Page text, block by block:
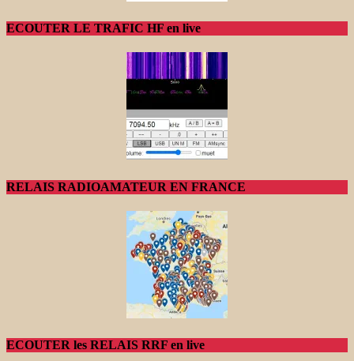
ECOUTER LE TRAFIC HF en live
RELAIS RADIOAMATEUR EN FRANCE
ECOUTER les RELAIS RRF en live